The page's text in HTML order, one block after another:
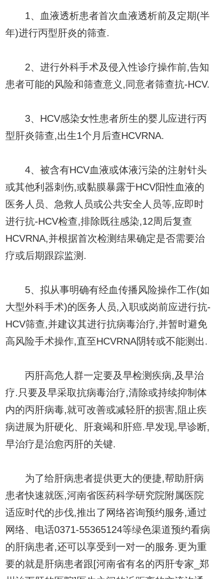
1、血液透析患者首次血液透析前及定期(半
年)进行丙型肝炎的筛查.
2、进行外科手术及侵入性诊疗操作前,告知
患者可能的风险和筛查意义,同意者筛查抗-HCV.
3、HCV感染女性患者所生的婴儿应进行丙
型肝炎筛查,出生1个月后查HCVRNA.
4、被含有HCV血液或体液污染的注射针头
或其他利器刺伤,或黏膜暴露于HCV阳性血液的
医务人员、急救人员或公共安全人员等,应即时
进行抗-HCV检查,排除既往感染,12周后复查
HCVRNA,并根据首次检测结果确定是否需要治
疗或后期跟踪监测.
5、拟从事明确有经血传播风险操作工作(如
大型外科手术)的医务人员,入职或岗前应进行抗-
HCV筛查,并建议其进行抗病毒治疗,并暂时避免
高风险手术操作,直至HCVRNA阴转或不能测出.
丙肝高危人群一定要及早检测疾病,及早治
疗.只要及早采取抗病毒治疗,清除或持续抑制体
内的丙肝病毒,就可改善或减轻肝的损害,阻止疾
病进展为肝硬化、肝衰竭和肝癌.早发现,早诊断,
早治疗是治愈丙肝的关键.
为了给肝病患者提供更大的便捷,帮助肝病
患者快速就医,河南省医药科学研究院附属医院
适应时代的步伐,推出了网络咨询预约服务,通过
网络、电话0371-55365124等绿色渠道预约看病
的肝病患者,还可以享受到一对一的服务.更为重
要的就是肝病患者跟[河南省有名的丙肝专家_郑